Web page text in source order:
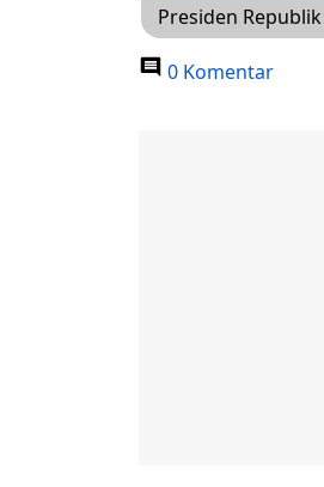
Presiden
0 Komentar